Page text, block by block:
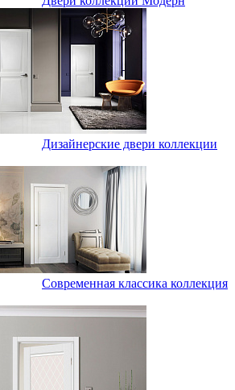
Дизайнерские двери коллекции
Современная классика коллекция